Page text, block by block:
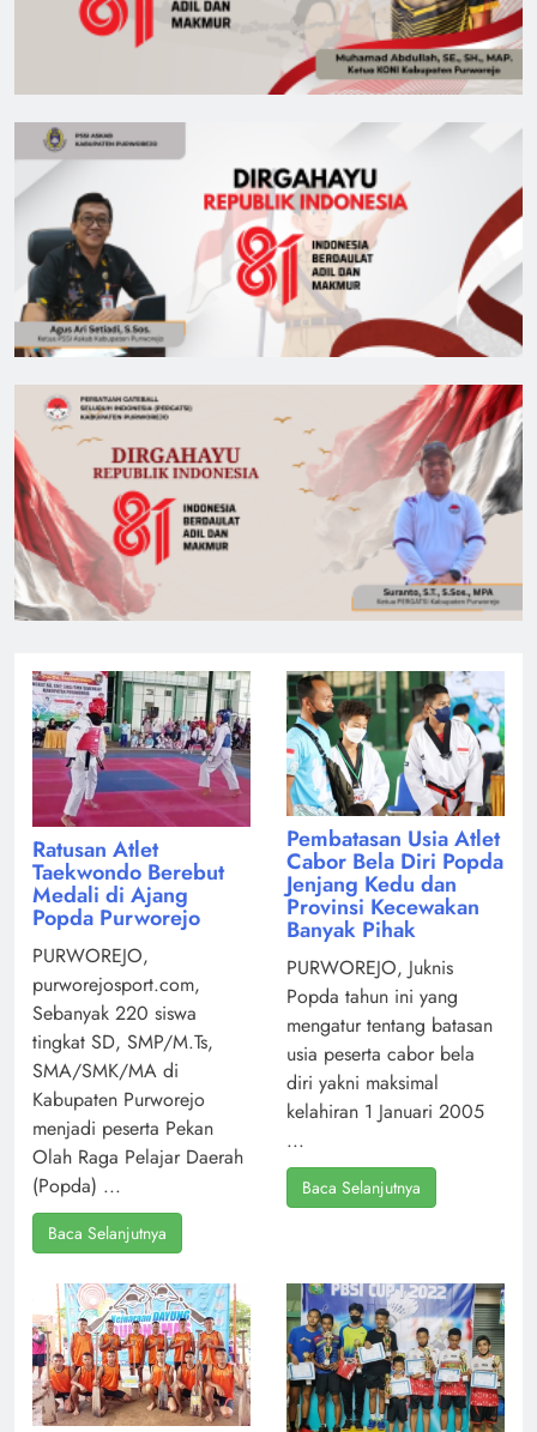
Ratusan Atlet
Taekwondo Berebut
Medali di Ajang
Popda Purworejo
PURWOREJO,
purworejosport.com,
Sebanyak 220 siswa
tingkat SD, SMP/M.Ts,
SMA/SMK/MA di
Kabupaten Purworejo
menjadi peserta Pekan
Olah Raga Pelajar Daerah
(Popda) ...
Baca Selanjutnya
Pembatasan Usia Atlet
Cabor Bela Diri Popda
Jenjang Kedu dan
Provinsi Kecewakan
Banyak Pihak
PURWOREJO, Juknis
Popda tahun ini yang
mengatur tentang batasan
usia peserta cabor bela
diri yakni maksimal
kelahiran 1 Januari 2005
...
Baca Selanjutnya